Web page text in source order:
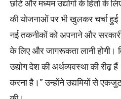
छोटे और मध्यम उद्योगों के हितों के
की योजनाओं पर भी खुलकर चर्चा हुई।
नई तकनीकों को अपनाने और
के लिए और जागरूकता लानी होगी।
उद्योग देश की अर्थव्यवस्था की
करना है।” उन्होंने उद्यमियों से